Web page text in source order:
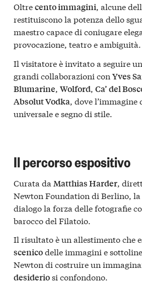
Oltrecento immagini, alcune
restituiscono la potenza dello
maestro capace di coniugare
provocazione, teatro e ambiguità.
Il visitatore è invitato a seguire
grandi collaborazioni con Yves
Blumarine, Wolford, Ca’ del
Absolut Vodka, dove
universale e segno di stile.
Il percorso espositivo
Curata da Matthias Harder,
Newton Foundation di Berlino,
dialogo la forza delle fotografie
barocco del Filatoio.
Il risultato è un allestimento che
scenicodelle immagini e
Newton di costruire un
desideriosi confondono.